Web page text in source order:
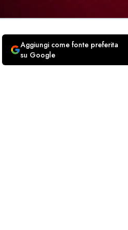
Aggiungi come fonte preferita
su Google